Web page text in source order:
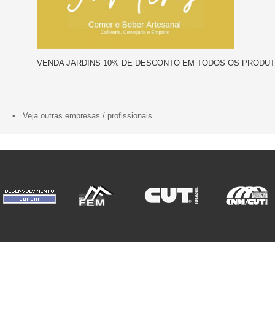
VENDA JARDINS 10% DE DESCONTO EM TODOS OS
• Veja outras empresas / profissionais